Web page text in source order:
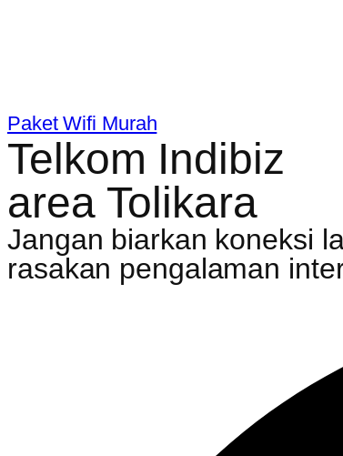
Paket Wifi Murah
Telkom Indibiz
area Tolikara
Jangan biarkan koneksi
rasakan pengalaman